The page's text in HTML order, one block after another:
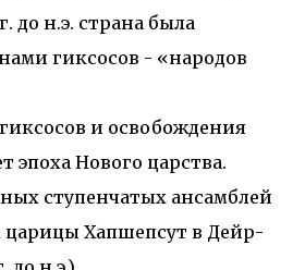
до н.э. страна была
гиксосов - «народов
и освобождения
эпоха Нового царства.
ступенчатых ансамблей
Хапшепсут в Дейр-